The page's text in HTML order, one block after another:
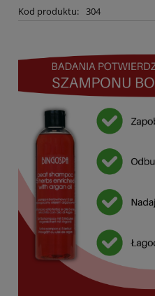
Kod produktu: 304